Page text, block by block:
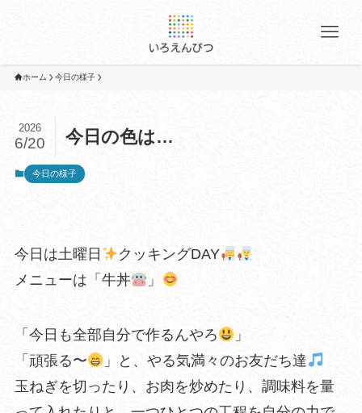
ホーム 今日の様子
今日の色は…
2026
6/20
今日の様子
今日は土曜日
クッキングDAY
メニューは「牛丼
」
「今日も全部自分で作るんやろ
」
「頑張る〜
」と、やる気満々のお友だち達
玉ねぎを切ったり、お肉を炒めたり、調味料を量